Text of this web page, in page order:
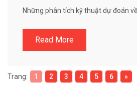
Những phân tích kỹ thuật dự đoán
Read More
Trang: 1 2 3 4 5 6 »